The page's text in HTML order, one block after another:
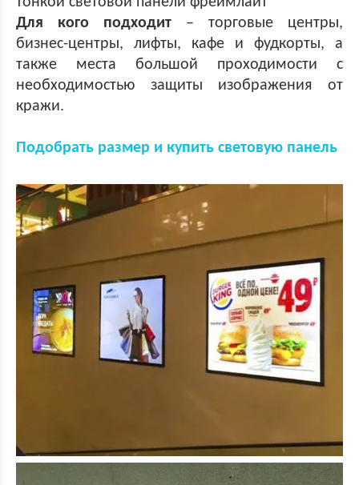
Для кого подходит – торговые центры,
бизнес-центры, лифты, кафе и фудкорты, а
также места большой проходимости с
необходимостью защиты изображения от
кражи.
Подобрать размер и купить световую панель